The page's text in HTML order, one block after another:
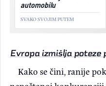
automobilu
SVAKO SVOJIM PUTEM
Evropa izmišlja poteze
Kako se čini, ranije